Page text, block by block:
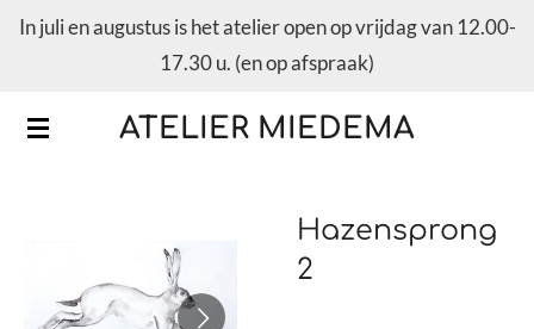
Ga
de
ATELIER MIEDEMA
In juli en augustus is het atelier open op vrijdag van 12.00-
17.30 u. (en op afspraak)
Hazensprong
2